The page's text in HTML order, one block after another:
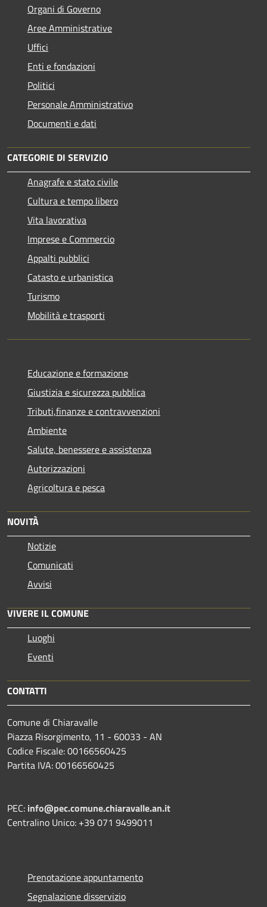
Organi di Governo
Aree Amministrative
Uffici
Enti e fondazioni
Politici
Personale Amministrativo
Documenti e dati
CATEGORIE DI SERVIZIO
Anagrafe e stato civile
Cultura e tempo libero
Vita lavorativa
Imprese e Commercio
Appalti pubblici
Catasto e urbanistica
Turismo
Mobilità e trasporti
Educazione e formazione
Giustizia e sicurezza pubblica
Tributi,finanze e contravvenzioni
Ambiente
Salute, benessere e assistenza
Autorizzazioni
Agricoltura e pesca
NOVITÀ
Notizie
Comunicati
Avvisi
VIVERE IL COMUNE
Luoghi
Eventi
CONTATTI
Comune di Chiaravalle
Piazza Risorgimento, 11 - 60033 - AN
Codice Fiscale: 00166560425
Partita IVA: 00166560425
PEC: info@pec.comune.chiaravalle.an.it
Centralino Unico: +39 071 9499011
Prenotazione appuntamento
Segnalazione disservizio